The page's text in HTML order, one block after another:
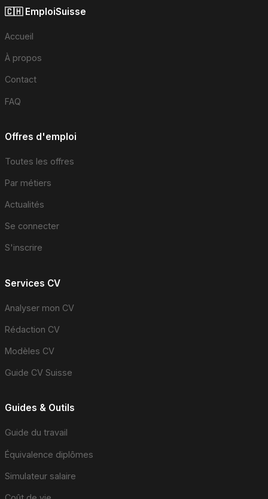
🇨🇭 EmploiSuisse
Accueil
À propos
Contact
FAQ
Offres d'emploi
Toutes les offres
Par métiers
Actualités
Se connecter
S'inscrire
Services CV
Analyser mon CV
Rédaction CV
Modèles CV
Guide CV Suisse
Guides & Outils
Guide du travail
Équivalence diplômes
Simulateur salaire